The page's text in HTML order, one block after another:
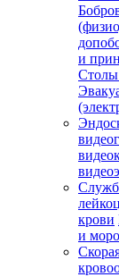
и
Столы
крови
и